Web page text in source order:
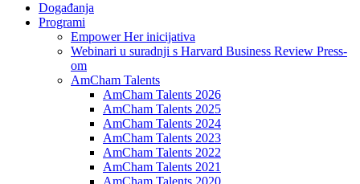
Događanja
Programi
Empower Her inicijativa
Webinari u suradnji s Harvard Business Review Press-
om
AmCham Talents
AmCham Talents 2026
AmCham Talents 2025
AmCham Talents 2024
AmCham Talents 2023
AmCham Talents 2022
AmCham Talents 2021
AmCham Talents 2020